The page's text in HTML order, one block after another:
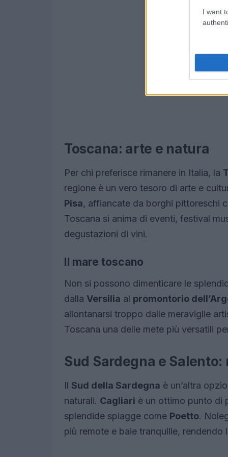
I want
Toscana: arte e natura
Per chi preferisce rimanere in Italia, la
regione è un vero tesoro di arte e
Pisa, affiancate da borghi pittoreschi
Toscana si anima di eventi, festival
degustazioni di vini.
Il mare toscano
Non si possono dimenticare le
dalla Versilia al promontorio
allontanarsi troppo dalle meraviglie
Toscana una delle mete più versatili
Sud Sardegna e
Il Sud della Sardegna è un’altra
naturali. Cagliari è un ottimo punto di
splendide spiagge come Poetto.
più remote e baie tranquille, rendendo